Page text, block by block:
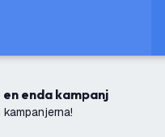
en enda kampanj